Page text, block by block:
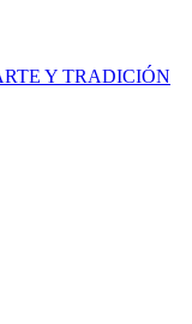
Y TRADICIÓN